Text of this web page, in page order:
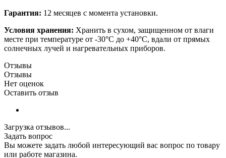
Гарантия: 12 месяцев с момента установки.
Условия хранения: Хранить в сухом, защищенном от влаги
месте при температуре от -30°C до +40°C, вдали от прямых
солнечных лучей и нагревательных приборов.
Отзывы
Отзывы
Нет оценок
Оставить отзыв
Загрузка отзывов...
Задать вопрос
Вы можете задать любой интересующий вас вопрос по товару
или работе магазина.